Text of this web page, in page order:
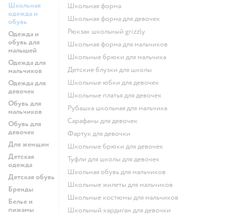
Школьная
одежда и
обувь
Одежда и
обувь для
малышей
Одежда для
мальчиков
Одежда для
девочек
Обувь для
мальчиков
Обувь для
девочек
Для женщин
Детская
одежда
Детская обувь
Бренды
Белье и
пижамы
Школьная форма
Школьная форма для девочек
Рюкзак школьный grizzly
Школьная форма для мальчиков
Школьные брюки для мальчика
Детские блузки для школы
Школьные юбки для девочек
Школьные платья для девочек
Рубашка школьная для мальчика
Сарафаны для девочек
Фартук для девочки
Школьные брюки для девочек
Туфли для школы для девочек
Школьная обувь для мальчиков
Школьные жилеты для мальчиков
Школьные костюмы для мальчиков
Школьный кардиган для девочки